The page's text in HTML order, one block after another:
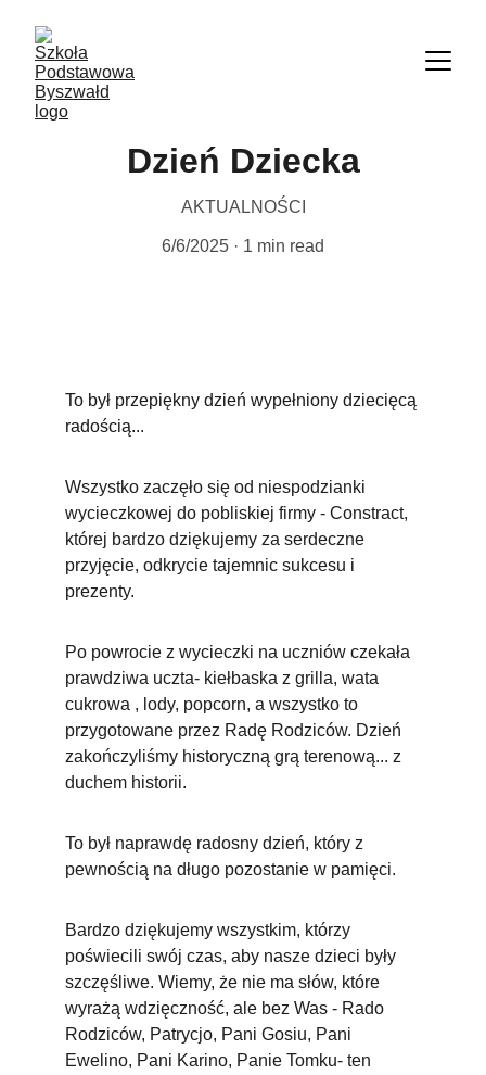
Dzień Dziecka
AKTUALNOŚCI
6/6/2025 1 min read
To był przepiękny dzień wypełniony dziecięcą
radością...
Wszystko zaczęło się od niespodzianki
wycieczkowej do pobliskiej firmy - Constract,
której bardzo dziękujemy za serdeczne
przyjęcie, odkrycie tajemnic sukcesu i
prezenty.
Po powrocie z wycieczki na uczniów czekała
prawdziwa uczta- kiełbaska z grilla, wata
cukrowa , lody, popcorn, a wszystko to
przygotowane przez Radę Rodziców. Dzień
zakończyliśmy historyczną grą terenową... z
duchem historii.
To był naprawdę radosny dzień, który z
pewnością na długo pozostanie w pamięci.
Bardzo dziękujemy wszystkim, którzy
poświecili swój czas, aby nasze dzieci były
szczęśliwe. Wiemy, że nie ma słów, które
wyrażą wdzięczność, ale bez Was - Rado
Rodziców, Patrycjo, Pani Gosiu, Pani
Ewelino, Pani Karino, Panie Tomku- ten